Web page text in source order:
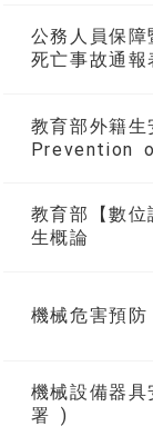
公務人員保障
死亡事故通報
教育部外籍
Prevention
教育部【數位
生概論
機械危害預防
機械設備器
署 )